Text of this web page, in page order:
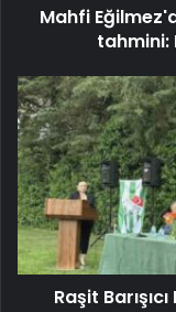
Mahfi
tahmini:
Raşit